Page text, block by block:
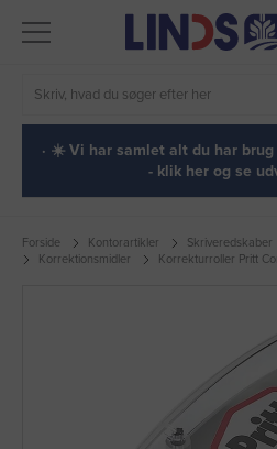
· ☀️ Vi har samlet alt du har
- klik her og se
Forside Kontorartikler Skriveredskaber
Korrektionsmidler
Korrekturroller Pritt